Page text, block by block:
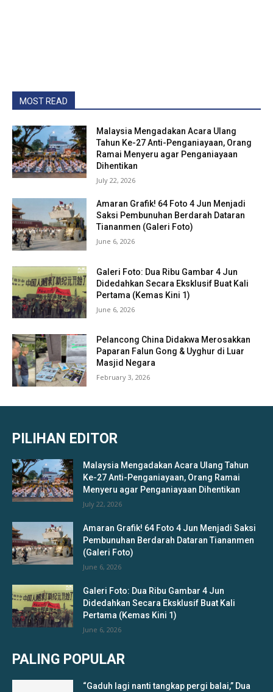
MOST READ
Malaysia Mengadakan Acara Ulang
Tahun Ke-27 Anti-Penganiayaan, Orang
Ramai Menyeru agar Penganiayaan
Dihentikan
July 22, 2026
Amaran Grafik! 64 Foto 4 Jun Menjadi
Saksi Pembunuhan Berdarah Dataran
Tiananmen (Galeri Foto)
June 6, 2026
Galeri Foto: Dua Ribu Gambar 4 Jun
Didedahkan Secara Eksklusif Buat Kali
Pertama (Kemas Kini 1)
June 6, 2026
Pelancong China Didakwa Merosakkan
Paparan Falun Gong & Uyghur di Luar
Masjid Negara
February 3, 2026
PILIHAN EDITOR
Malaysia Mengadakan Acara Ulang Tahun
Ke-27 Anti-Penganiayaan, Orang Ramai
Menyeru agar Penganiayaan Dihentikan
July 22, 2026
Amaran Grafik! 64 Foto 4 Jun Menjadi Saksi
Pembunuhan Berdarah Dataran Tiananmen
(Galeri Foto)
June 6, 2026
Galeri Foto: Dua Ribu Gambar 4 Jun
Didedahkan Secara Eksklusif Buat Kali
Pertama (Kemas Kini 1)
June 6, 2026
PALING POPULAR
“Gaduh lagi nanti tangkap pergi balai,” Dua